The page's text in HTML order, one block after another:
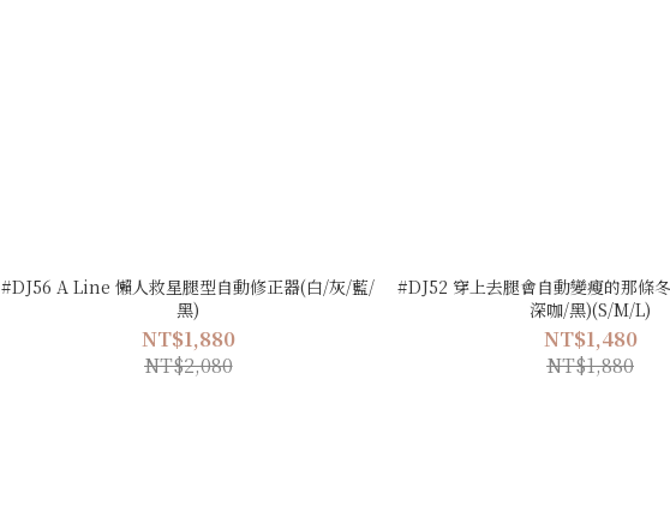
#DJ56 A Line 懶人救星腿型自動修正器(白/灰/藍/
黑)
NT$1,880
NT$2,080
#DJ52 穿上去腿會自動變瘦的那條
深咖/黑)(S/M/L)
NT$1,480
NT$1,880